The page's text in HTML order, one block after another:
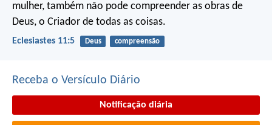
mulher, também não pode compreender as obras de
Deus, o Criador de todas as coisas.
Eclesiastes 11:5 Deus compreensão
Receba o Versículo Diário
Notificação diária